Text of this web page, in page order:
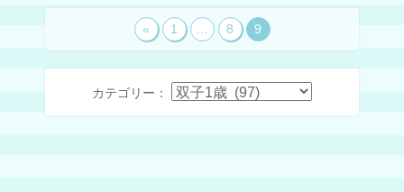
« 1 8 9
カテゴリー：